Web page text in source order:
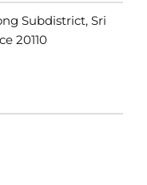
Subdistrict, Sri
20110